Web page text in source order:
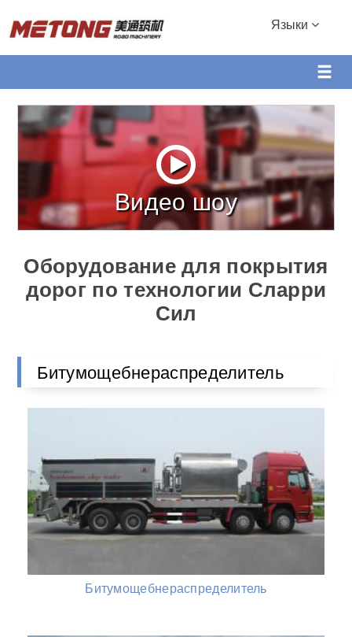
Языки
Видео шоу
Оборудование для покрытия
дорог по технологии Сларри
Сил
Битумощебнераспределитель
Битумощебнераспределитель